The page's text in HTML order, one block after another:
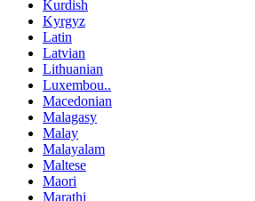
Kurdish
Kyrgyz
Latin
Latvian
Lithuanian
Luxembou..
Macedonian
Malagasy
Malay
Malayalam
Maltese
Maori
Marathi